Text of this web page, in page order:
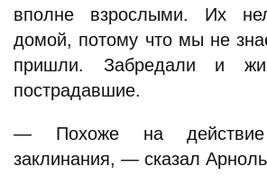
вполне взрослыми. Их
домой, потому что мы не
пришли. Забредали и
пострадавшие.
— Похоже на действие
заклинания, — сказал